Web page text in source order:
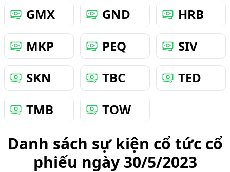
GMX
GND
HRB
MKP
PEQ
SIV
SKN
TBC
TED
TMB
TOW
Danh sách sự kiện cổ tức cổ
phiếu ngày 30/5/2023